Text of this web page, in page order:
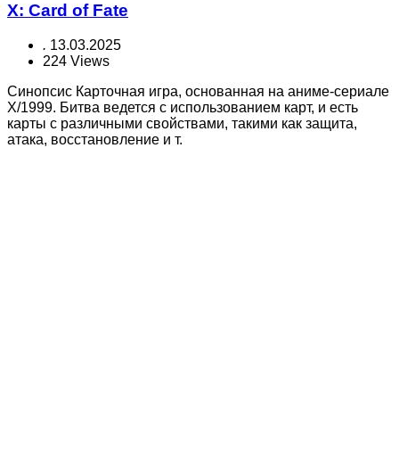
X: Card of Fate
. 13.03.2025
224 Views
Синопсис Карточная игра, основанная на аниме-сериале
X/1999. Битва ведется с использованием карт, и есть
карты с различными свойствами, такими как защита,
атака, восстановление и т.